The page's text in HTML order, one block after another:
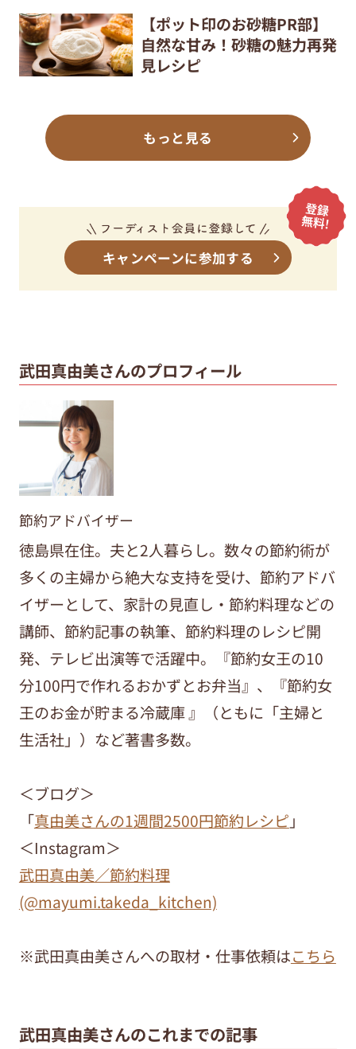
【ポット印のお砂糖PR部】
自然な甘み！砂糖の魅力再発
見レシピ
もっと見る
キャンペーンに参加する
武田真由美さんのプロフィール
節約アドバイザー
徳島県在住。夫と2人暮らし。数々の節約術が
多くの主婦から絶大な支持を受け、節約アドバ
イザーとして、家計の見直し・節約料理などの
講師、節約記事の執筆、節約料理のレシピ開
発、テレビ出演等で活躍中。『節約女王の10
分100円で作れるおかずとお弁当』、『節約女
王のお金が貯まる冷蔵庫 』（ともに「主婦と
生活社」）など著書多数。
＜ブログ＞
「真由美さんの1週間2500円節約レシピ 」
＜Instagram＞
武田真由美／節約料理
(@mayumi.takeda_kitchen)
※武田真由美さんへの取材・仕事依頼はこちら
武田真由美さんのこれまでの記事